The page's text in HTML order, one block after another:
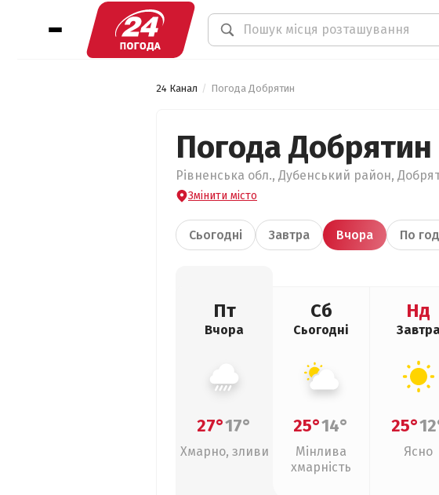
24 Канал Погода Добрятин
Погода Добрятин
Рівненська обл., Дубенський район,
Змінити місто
Сьогодні Завтра Вчора По
Пт
Вчора
27°17°
Хмарно, зливи
Сб
Сьогодні
25°14°
Мінлива
хмарність
Нд
Завтра
25°
Ясно